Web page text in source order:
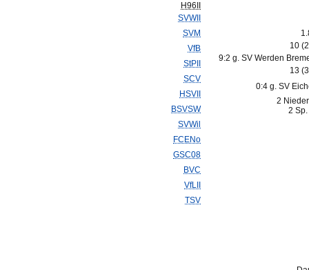
H96II
SVWII
SVM
VfB
StPII
SCV
HSVII
BSVSW
SVWil
FCENo
GSC08
BVC
VfLII
TSV
10
9:2 g. SV Werden
13
0:4 g. SV
2
2